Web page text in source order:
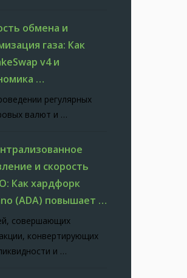
обмена и
газа: Как
v4 и
…
регулярных
валют и …
и скорость
Как хардфорк
(ADA) повышает …
совершающих
конвертирующих
и …